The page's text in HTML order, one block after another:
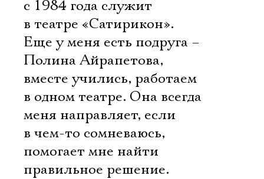
с 1984 года служит
в театре «Сатирикон».
Еще у меня есть подруга –
Полина Айрапетова,
вместе учились, работаем
в одном театре. Она всегда
меня направляет, если
в чем-то сомневаюсь,
помогает мне найти
правильное решение.